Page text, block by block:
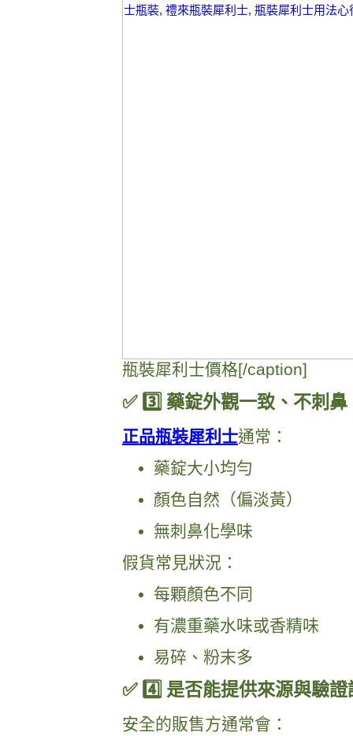
瓶裝犀利士價格[/caption]
✅ 3️⃣ 藥錠外觀一致、不刺鼻
正品瓶裝犀利士通常：
藥錠大小均勻
顏色自然（偏淡黃）
無刺鼻化學味
假貨常見狀況：
每顆顏色不同
有濃重藥水味或香精味
易碎、粉末多
✅ 4️⃣ 是否能提供來源與驗證
安全的販售方通常會：